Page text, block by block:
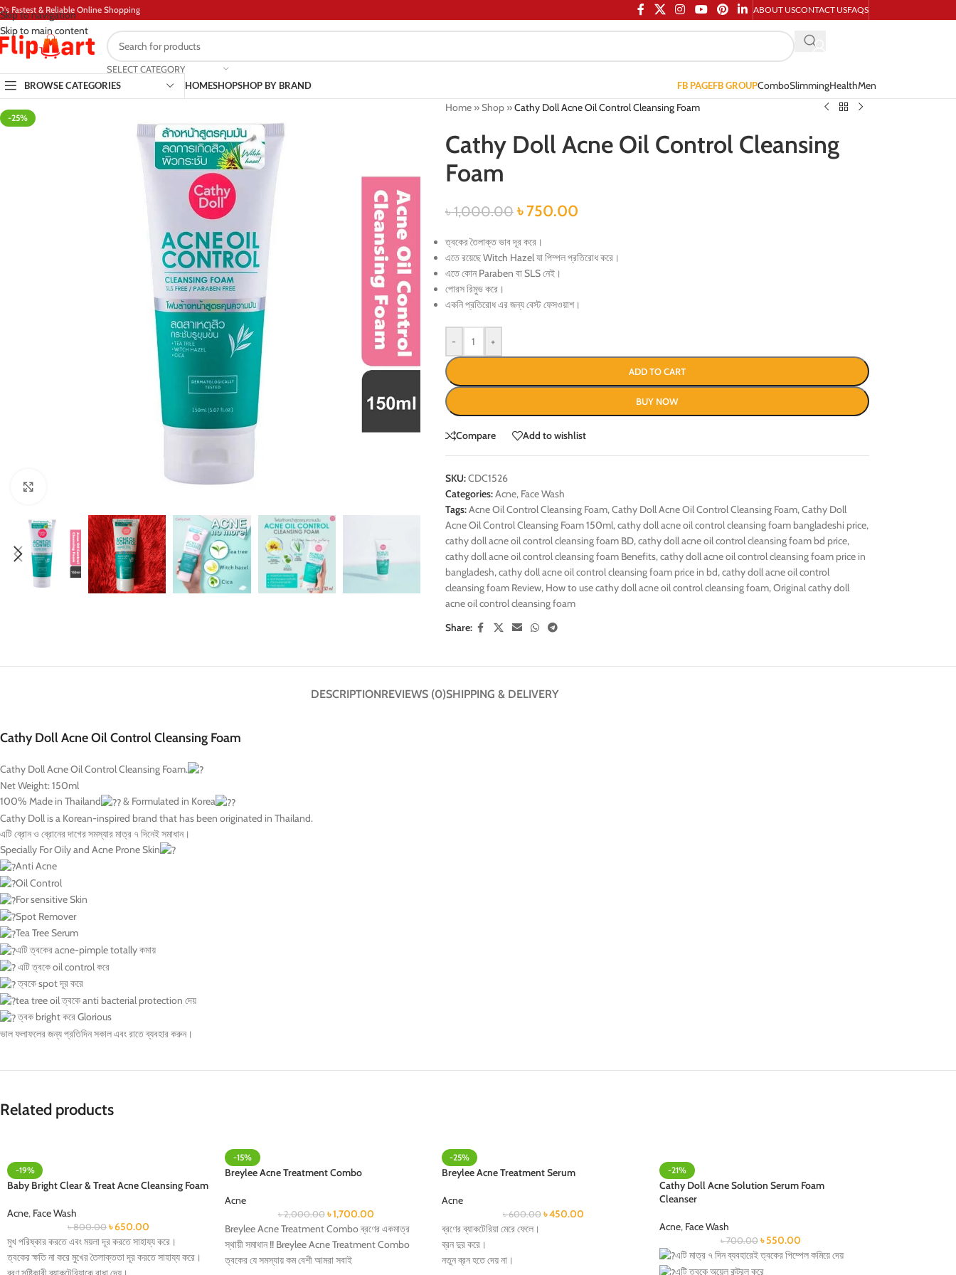
Skip to navigation
Skip to main content
Fastest & Reliable Online Shopping ABOUT USCONTACT USFAQS
SELECT CATEGORY
BROWSE CATEGORIES
HOMESHOPSHOP BY BRAND FB PAGEFB GROUPComboSlimmingHealthMen
-25%
Home»Shop»Cathy Doll Acne Oil Control Cleansing Foam
Cathy Doll Acne Oil Control Cleansing
Foam
৳1,000.00 ৳750.00
ত্বকের তৈলাক্ত ভাব দূর করে।
এতে রয়েছে Witch Hazel যা পিম্পল প্রতিরোধ করে।
এতে কোন Paraben বা SLS নেই।
পোরস রিমুভ করে।
একনি প্রতিরোধ এর জন্য বেস্ট ফেসওয়াশ।
- +
ADD TO CART
BUY NOW
Compare Add to wishlist
SKU:CDC1526
Categories:Acne, Face Wash
Tags:Acne Oil Control Cleansing Foam, Cathy Doll Acne Oil Control Cleansing Foam, Cathy Doll
Acne Oil Control Cleansing Foam 150ml, cathy doll acne oil control cleansing foam bangladeshi price,
cathy doll acne oil control cleansing foam BD, cathy doll acne oil control cleansing foam bd price,
cathy doll acne oil control cleansing foam Benefits, cathy doll acne oil control cleansing foam price in
bangladesh, cathy doll acne oil control cleansing foam price in bd, cathy doll acne oil control
cleansing foam Review, How to use cathy doll acne oil control cleansing foam, Original cathy doll
acne oil control cleansing foam
Share:
DESCRIPTIONREVIEWS (0)SHIPPING & DELIVERY
Cathy Doll Acne Oil Control Cleansing Foam
Cathy Doll Acne Oil Control Cleansing Foam.
Net Weight: 150ml
100% Made in Thailand
& Formulated in Korea
Cathy Doll is a Korean-inspired brand that has been originated in Thailand.
এটি ব্রোন ও ব্রোনের দাগের সমস্যার মাত্র ৭ দিনেই সমাধান।
Specially For Oily and Acne Prone Skin
Anti Acne
Oil Control
For sensitive Skin
Spot Remover
Tea Tree Serum
এটি ত্বকের acne-pimple totally কমায়
এটি ত্বকে oil control করে
ত্বকে spot দূর করে
tea tree oil ত্বকে anti bacterial protection দেয়
ত্বক bright করে Glorious
ভাল ফলাফলের জন্য প্রতিদিন সকাল এবং রাতে ব্যবহার করুন।
Related products
-19%
Baby Bright Clear & Treat Acne Cleansing Foam
Acne, Face Wash
৳800.00 ৳650.00
মুখ পরিষ্কার করতে এবং ময়লা দূর করতে সাহায্য করে।
ত্বকের ক্ষতি না করে মুখের তৈলাক্ততা দূর করতে সাহায্য করে।
-15%
Breylee Acne Treatment Combo
Acne
৳2,000.00 ৳1,700.00
Breylee Acne Treatment Combo ব্রণের একমাত্র
স্থায়ী সমাধান !! Breylee Acne Treatment Combo
ত্বকের যে সমস্যায় কম বেশী আমরা সবাই
-25%
Breylee Acne Treatment Serum
Acne
৳600.00 ৳450.00
ব্রণের ব্যাকটেরিয়া মেরে ফেলে।
ব্রন দুর করে।
নতুন ব্রন হতে দেয় না।
-21%
Cathy Doll Acne Solution Serum Foam
Cleanser
Acne, Face Wash
৳700.00 ৳550.00
এটি মাত্র ৭ দিন ব্যবহারেই ত্বকের পিম্পেল কমিয়ে দেয়
এটি ত্বকে অয়েল কন্ট্রল করে